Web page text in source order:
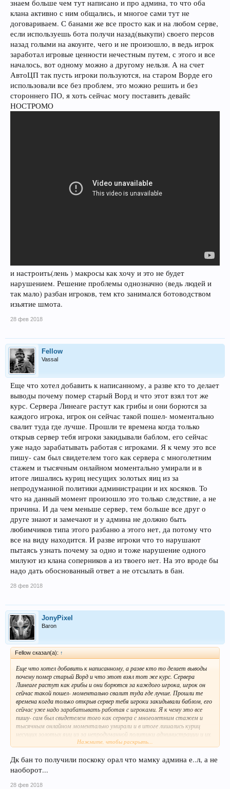
знаем больше чем тут написано и про админа, то что оба
клана активно с ним общались, и многое сами тут не
договариваем. С банами же все просто как и на любом серве,
если используешь бота получи назад(выкупи) своего персов
назад голыми на акоунте, чего и не произошло, в ведь игрок
заработал игровые ценности нечестным путем, с этого и все
началось, вот одному можно а другому нельзя. А на счет
АвтоЦП так пусть игроки пользуются, на старом Ворде его
использовали все без проблем, это можно решить и без
стороннего ПО, я хоть сейчас могу поставить девайс
НОСТРОМО
и настроить(лень ) макросы как хочу и это не будет
нарушением. Решение проблемы однозначно (ведь людей и
так мало) разбан игроков, тем кто занимался ботоводством
изьятие шмота.
28 фев 2018
Fellow
Vassal
Еще что хотел добавить к написанному, а разве кто то делает
выводы почему помер старый Ворд и что этот взял тот же
курс. Сервера Линеаге растут как грибы и они борются за
каждого игрока, игрок он сейчас такой пошел- моментально
свалит туда где лучше. Прошли те времена когда только
открыв сервер тебя игроки закидывали баблом, его сейчас
уже надо зарабатывать работая с игроками. Я к чему это все
пишу- сам был свидетелем того как сервера с многолетним
стажем и тысячным онлайном моментально умирали и в
итоге лишались куриц несущих золотых яиц из за
непродуманной политики администрации и их косяков. То
что на данный момент произошло это только следствие, а не
причина. И да чем меньше сервер, тем больше все друг о
друге знают и замечают и у админа не должно быть
любимчиков типа этого разбаню а этого нет, да потому что
все на виду находится. И разве игроки что то нарушают
пытаясь узнать почему за одно и тоже нарушение одного
милуют из клана соперников а из твоего нет. На это вроде бы
надо дать обоснованный ответ а не отсылать в бан.
28 фев 2018
JonyPixel
Baron
Fellow сказал(а): ↑
Еще что хотел добавить к написанному, а разве кто то делает выводы
почему помер старый Ворд и что этот взял тот же курс. Сервера
Линеаге растут как грибы и они борются за каждого игрока, игрок он
сейчас такой пошел- моментально свалит туда где лучше. Прошли те
времена когда только открыв сервер тебя игроки закидывали баблом, его
сейчас уже надо зарабатывать работая с игроками. Я к чему это все
пишу- сам был свидетелем того как сервера с многолетним стажем и
тысячным онлайном моментально умирали и в итоге лишались куриц
несущих золотых яиц из за непродуманной политики администрации и их
косяков. То что на данный момент произошло это только следствие, а не
причина. И да чем меньше сервер, тем больше все друг о друге знают и
замечают и у админа не должно быть любимчиков типа этого разбаню а
этого нет, да потому что все на виду находится. И разве игроки что то
нарушают пытаясь узнать почему за одно и тоже нарушение одного
милуют из клана соперников а из твоего нет. На это вроде бы надо дать
Нажмите, чтобы раскрыть...
Дк бан то получили поскоку орал что мамку админа е..л, а не
наоборот...
28 фев 2018